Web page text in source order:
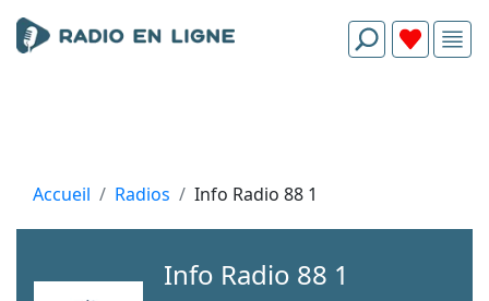
Accueil Radios Info Radio 88 1
Info Radio 88 1